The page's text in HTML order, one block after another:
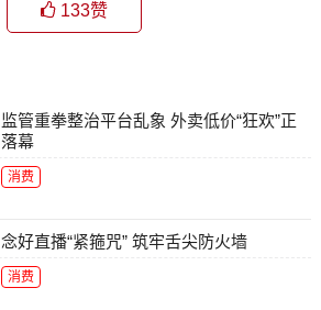
133赞
监管重拳整治平台乱象 外卖低价“狂欢”正
落幕
消费
念好直播“紧箍咒” 筑牢舌尖防火墙
消费